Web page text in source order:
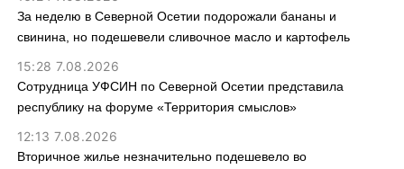
За неделю в Северной Осетии подорожали бананы и
свинина, но подешевели сливочное масло и картофель
15:28 7.08.2026
Сотрудница УФСИН по Северной Осетии представила
республику на форуме «Территория смыслов»
12:13 7.08.2026
Вторичное жилье незначительно подешевело во